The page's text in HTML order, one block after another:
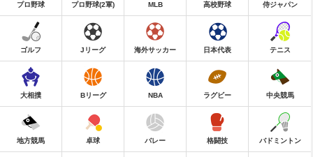
プロ野球 プロ野球(2軍) MLB 高校野球 侍ジャパン
ゴルフ Jリーグ 海外サッカー 日本代表 テニス
大相撲 Bリーグ NBA ラグビー 中央競馬
地方競馬 卓球 バレー 格闘技 バドミントン